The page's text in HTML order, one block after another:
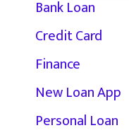
Bank Loan
Credit Card
Finance
New Loan App
Personal Loan